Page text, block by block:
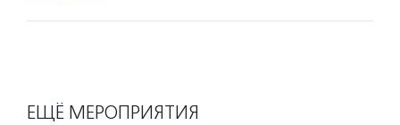
ЕЩЁ МЕРОПРИЯТИЯ